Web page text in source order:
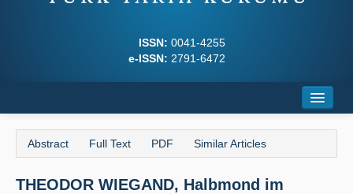
ISSN: 0041-4255
e-ISSN: 2791-6472
About
Journal Boards
Abstract Full Text PDF Similar Articles
THEODOR WIEGAND, Halbmond im